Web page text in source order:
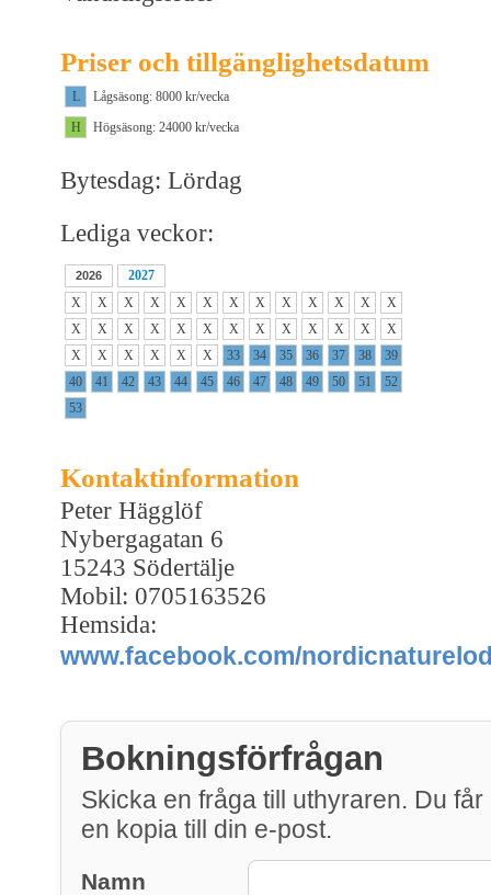
Priser och tillgänglighetsdatum
L
Lågsäsong: 8000 kr/vecka
H
Högsäsong: 24000 kr/vecka
Bytesdag: Lördag
Lediga veckor:
2026
2027
X
X X X X X X X X X X X
X
X
X X X X X X X X X X X
X
X
X X X X X 33 34 35 36 37 38
39
40
41 42 43 44 45 46 47 48 49 50 51
52
53
Kontaktinformation
Peter Hägglöf
Nybergagatan 6
15243 Södertälje
Mobil: 0705163526
Hemsida:
www.facebook.com/
Bokningsförfrågan
Skicka en fråga till uthyraren. Du får
en kopia till din e-post.
Namn